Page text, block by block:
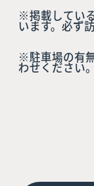
※掲載してい
います。必ず
※駐車場の有
わせください